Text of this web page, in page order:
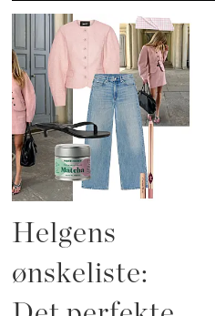
Helgens
ønskeliste: